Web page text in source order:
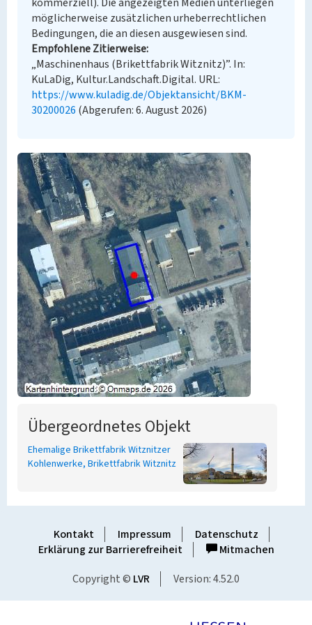
möglicherweise zusätzlichen urheberrechtlichen
Bedingungen, die an diesen ausgewiesen sind.
Empfohlene Zitierweise
„Maschinenhaus (Brikettfabrik Witznitz)”. In:
KuLaDig, Kultur.Landschaft.Digital. URL:
https://www.kuladig.de/Objektansicht/BKM-
30200026 (Abgerufen: 6. August 2026)
Übergeordnetes Objekt
Ehemalige Brikettfabrik Witznitzer
Kohlenwerke, Brikettfabrik Witznitz
Kontakt Impressum
Datenschutz
Erklärung zur Barrierefreiheit
Mitmachen
Copyright © LVR Version: 4.52.0